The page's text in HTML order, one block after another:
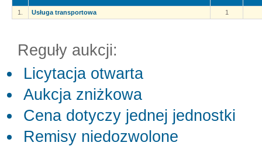
1. Usługa transportowa 1
Reguły aukcji:
Licytacja otwarta
Aukcja zniżkowa
Cena dotyczy jednej jednostki
Remisy niedozwolone